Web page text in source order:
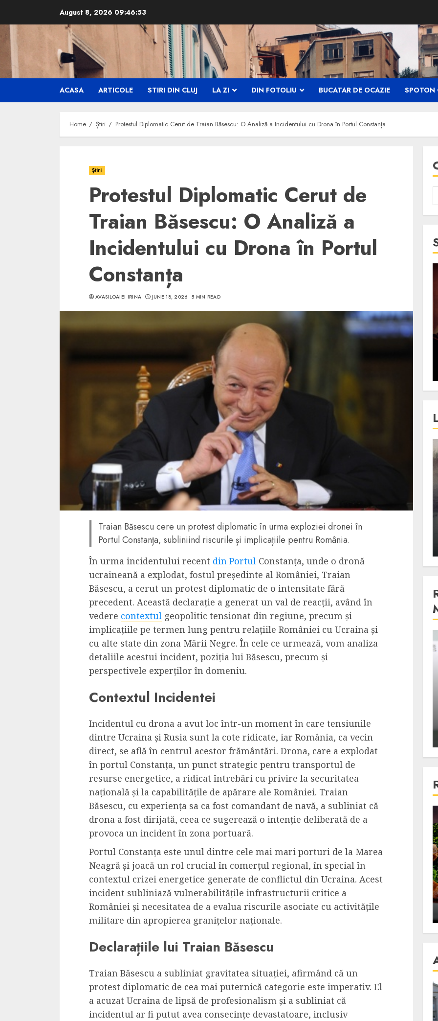
content
August 8, 2026 09:46:54
ACASA ARTICOLE STIRI DIN CLUJ LA ZI DIN FOTOLIU BUCATAR DE OCAZIE SPOTON
Home Știri Protestul Diplomatic Cerut de Traian Băsescu: O Analiză a Incidentului cu Drona în Portul Constanța
Știri
Protestul Diplomatic Cerut de
Traian Băsescu: O Analiză a
Incidentului cu Drona în Portul
Constanța
AVASILOAIEI IRINA JUNE 18, 2026 5 MIN READ
Traian Băsescu cere un protest diplomatic în urma exploziei dronei în
Portul Constanța, subliniind riscurile și implicațiile pentru România.
În urma incidentului recent din Portul Constanța, unde o dronă
ucraineană a explodat, fostul președinte al României, Traian
Băsescu, a cerut un protest diplomatic de o intensitate fără
precedent. Această declarație a generat un val de reacții, având în
vedere contextul geopolitic tensionat din regiune, precum și
implicațiile pe termen lung pentru relațiile României cu Ucraina și
cu alte state din zona Mării Negre. În cele ce urmează, vom analiza
detaliile acestui incident, poziția lui Băsescu, precum și
perspectivele experților în domeniu.
Contextul Incidentei
Incidentul cu drona a avut loc într-un moment în care tensiunile
dintre Ucraina și Rusia sunt la cote ridicate, iar România, ca vecin
direct, se află în centrul acestor frământări. Drona, care a explodat
în portul Constanța, un punct strategic pentru transportul de
resurse energetice, a ridicat întrebări cu privire la securitatea
națională și la capabilitățile de apărare ale României. Traian
Băsescu, cu experiența sa ca fost comandant de navă, a subliniat că
drona a fost dirijată, ceea ce sugerează o intenție deliberată de a
provoca un incident în zona portuară.
Portul Constanța este unul dintre cele mai mari porturi de la Marea
Neagră și joacă un rol crucial în comerțul regional, în special în
contextul crizei energetice generate de conflictul din Ucraina. Acest
incident subliniază vulnerabilitățile infrastructurii critice a
României și necesitatea de a evalua riscurile asociate cu activitățile
militare din apropierea granițelor naționale.
Declarațiile lui Traian Băsescu
Traian Băsescu a subliniat gravitatea situației, afirmând că un
protest diplomatic de cea mai puternică categorie este imperativ. El
a acuzat Ucraina de lipsă de profesionalism și a subliniat că
incidentul ar fi putut avea consecințe devastatoare, inclusiv
5 min read
SpotOn Cluj
Ce poti vizita in jurul
Clujului cand te afli intr-un
weekend prelungit in
“Orasul Comoara”?
ALEXANDRU S. MAY 31, 2023
Festivalurile Clujului. De
ce atrage Clujul tinerii si
pe cei mai in varsta an de
an?
ALEXANDRU S.
La zi
Razboiul din Gaza, scanteia
Mijlociu?
ALEXANDRU S. NOVEMBER 1, 2023
Stiinta
Lumina ar putea contribui
natura
ALEXANDRU S. DECEMBER 27, 2023
3 min read
Dungeons & Dragons:
film ca un joc care te
cadre
ALEXANDRU S. MAY 17, 2023
4 min read
publicului si criticilor
ALEXANDRU S. DECEMBER 6, 2023
4 min read
Bucatar de ocazie
Cele mai delicioase retete
cu piept de curcan
ALEXANDRU S. MAY 24, 2023
4 min read
Bucatar de ocazie
3 retete delicioase in care
carnea de rata e vedeta
incontestabila
ALEXANDRU S. NOVEMBER 29, 2023